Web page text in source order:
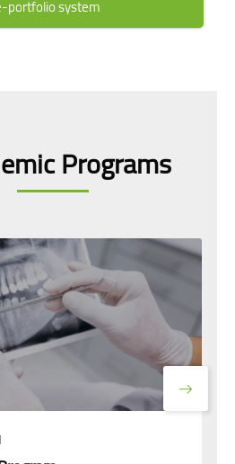
portfolio system
Programs